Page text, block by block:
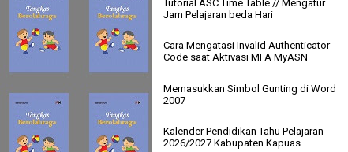
Tutorial ASC Time Table // Mengatur
Jam Pelajaran beda Hari
Cara Mengatasi Invalid Authenticator
Code saat Aktivasi MFA MyASN
Memasukkan Simbol Gunting di Word
2007
Kalender Pendidikan Tahu Pelajaran
2026/2027 Kabupaten Kapuas